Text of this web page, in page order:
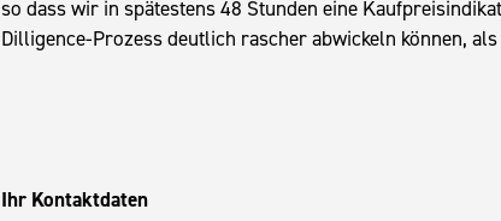
so dass wir in spätestens 48 Stunden eine
Dilligence-Prozess deutlich rascher abwickeln können,
Ihr Kontaktdaten